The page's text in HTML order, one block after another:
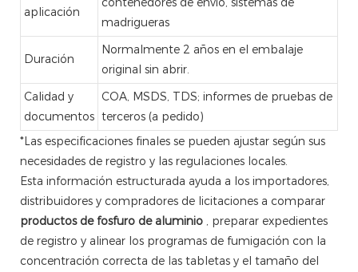
aplicación
madrigueras
Duración
Normalmente 2 años en el embalaje
original sin abrir.
Calidad y
documentos
COA, MSDS, TDS; informes de pruebas de
terceros (a pedido)
*Las especificaciones finales se pueden ajustar según sus
necesidades de registro y las regulaciones locales.
Esta información estructurada ayuda a los importadores,
distribuidores y compradores de licitaciones a comparar
productos de fosfuro de aluminio , preparar expedientes
de registro y alinear los programas de fumigación con la
concentración correcta de las tabletas y el tamaño del